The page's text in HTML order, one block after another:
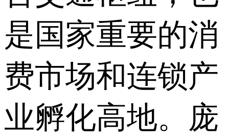
是国家重要的消
费市场和连锁产
业孵化高地。庞